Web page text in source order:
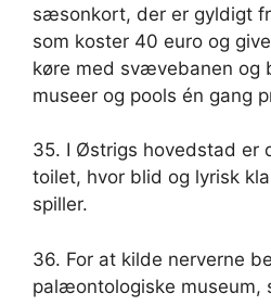
sæsonkort, der er gyldigt
som koster 40 euro og
køre med svævebanen og
museer og pools én gang
35. I Østrigs hovedstad er
toilet, hvor blid og lyrisk
spiller.
36. For at kilde nerverne
palæontologiske museum,